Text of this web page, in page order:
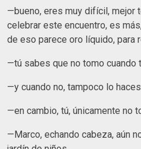
—bueno, eres muy difícil, mejor
celebrar este encuentro, es
de eso parece oro líquido, para
—tú sabes que no tomo cuando
—y cuando no, tampoco lo
—en cambio, tú, únicamente no
—Marco, echando cabeza, aún